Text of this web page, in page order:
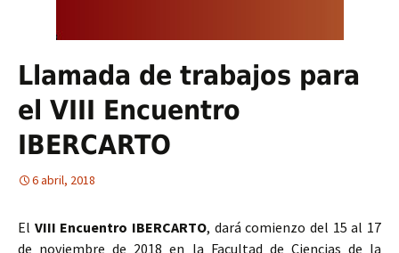
Llamada de trabajos para
el VIII Encuentro
IBERCARTO
6 abril, 2018
El VIII Encuentro IBERCARTO, dará comienzo del 15 al 17
de noviembre de 2018 en la Facultad de Ciencias de la